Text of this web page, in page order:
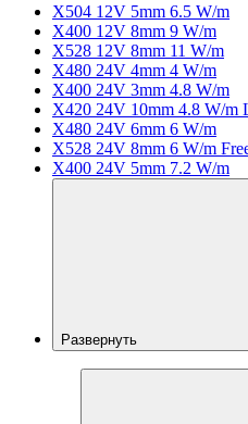
X504 12V 5mm 6.5 W/m
X400 12V 8mm 9 W/m
X528 12V 8mm 11 W/m
X480 24V 4mm 4 W/m
X400 24V 3mm 4.8 W/m
X420 24V 10mm 4.8 W/m
X480 24V 6mm 6 W/m
X528 24V 8mm 6 W/m
X400 24V 5mm 7.2 W/m
Развернуть